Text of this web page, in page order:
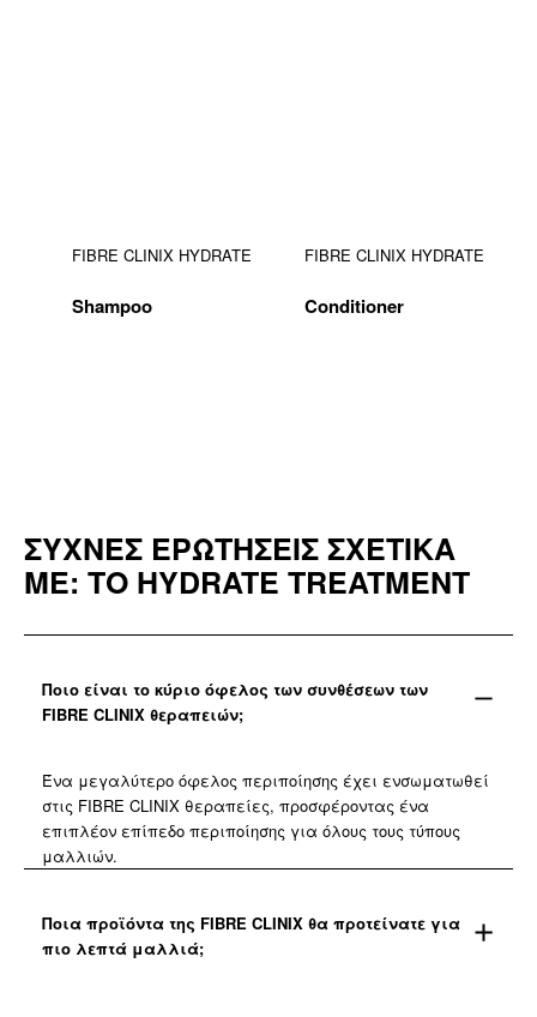
FIBRE CLINIX HYDRATE
Shampoo
FIBRE CLINIX HYDRATE
Conditioner
ΣΥΧΝΕΣ ΕΡΩΤΗΣΕΙΣ ΣΧΕΤΙΚΑ
ΜΕ: ΤΟ HYDRATE TREATMENT
Ποιο είναι το κύριο όφελος των συνθέσεων των
FIBRE CLINIX θεραπειών;
Ένα μεγαλύτερο όφελος περιποίησης έχει ενσωματωθεί
στις FIBRE CLINIX θεραπείες, προσφέροντας ένα
επιπλέον επίπεδο περιποίησης για όλους τους τύπους
μαλλιών.
Ποια προϊόντα της FIBRE CLINIX θα προτείνατε για
πιο λεπτά μαλλιά;